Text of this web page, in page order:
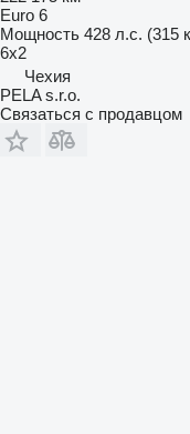
Euro 6
Мощность 428 л.с. (315
6x2
Чехия
PELA s.r.o.
Связаться с продавцом